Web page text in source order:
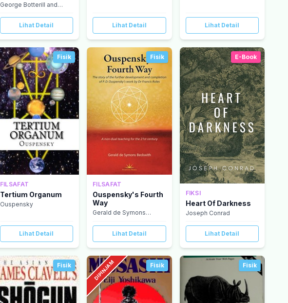
George Botterill and
Lihat Detail
Lihat Detail Lihat Detail
Fisik
FILSAFAT
Tertium Organum
Ouspensky
Lihat Detail
Fisik
FILSAFAT
Ouspensky's Fourth
Way
Gerald de Symons
Lihat Detail
E-Book
FIKSI
Heart Of Darkness
Joseph Conrad
Lihat Detail
Fisik DIPINJAM Fisik Fisik